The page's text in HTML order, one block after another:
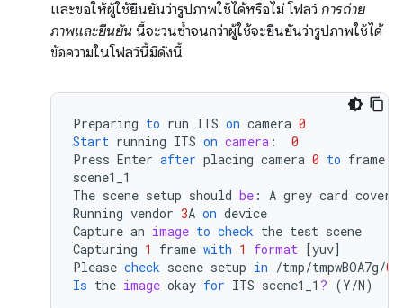
และขอให้ผู้ใช้ยืนยันว่ารูปภาพใช้ได้หรือไม่ โฟลว์ การถ่าย
ภาพและยืนยัน นี้จะวนซ้ำจนกว่าผู้ใช้จะยืนยันว่ารูปภาพใช้ได้
ข้อความในโฟลว์นี้มีดังนี้
Preparing to run ITS on camera 0
Start running ITS on camera :
0
Press Enter after placing camera 0 to frame
scene1_1
The scene setup should be : A grey card
Running vendor 3A on device
Capture an image to check the test scene
Capturing 1 frame with 1 format [yuv]
Please check scene setup in /tmp/tmpwBOA7g/0
Is the image okay for ITS scene1_1 ? (Y/N)